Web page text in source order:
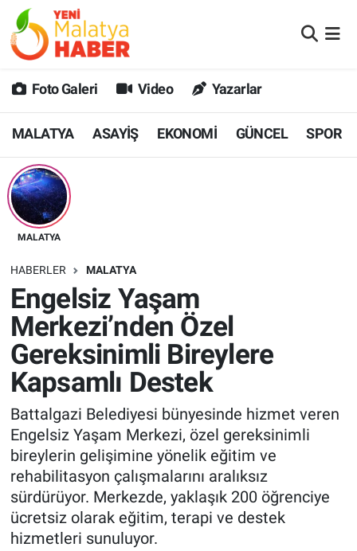
Foto Galeri Video Yazarlar
MALATYA ASAYİŞ EKONOMİ GÜNCEL SPOR
MALATYA
HABERLER MALATYA
Engelsiz Yaşam
Merkezi’nden Özel
Gereksinimli Bireylere
Kapsamlı Destek
Battalgazi Belediyesi bünyesinde hizmet veren
Engelsiz Yaşam Merkezi, özel gereksinimli
bireylerin gelişimine yönelik eğitim ve
rehabilitasyon çalışmalarını aralıksız
sürdürüyor. Merkezde, yaklaşık 200 öğrenciye
ücretsiz olarak eğitim, terapi ve destek
hizmetleri sunuluyor.
MALATYA
GÜNCEL
SPOR
SAĞLIK
DİĞER
EKONOMİ
Malatya Nöbetçi Eczaneler
MALATYA Namaz Vakitleri
Malatya Trafik Yoğunluk Haritası
Süper Lig Puan Durumu ve Fikstür
Tüm Manşetler
Son Dakika Haberleri
Haber Arşivi